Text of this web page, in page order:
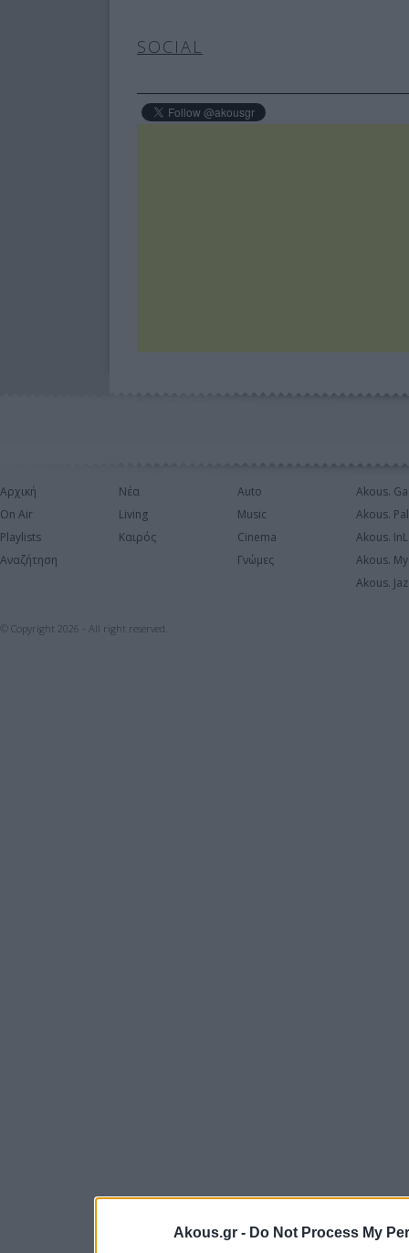
Akous.gr - Do Not Process My
SOCIAL
Αρχική
On Air
Playlists
Αναζήτηση
Νέα
Living
Καιρός
Auto
Music
Cinema
Γνώμες
Akous.
Akous.
Akous.
Akous.
Akous.
© Copyright 2026 - All right reserved.